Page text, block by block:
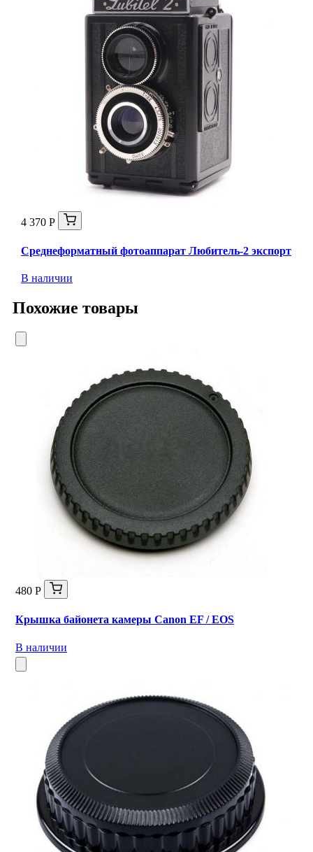
4 370 Р
Среднеформатный фотоаппарат Любитель-2 экспорт
В наличии
Похожие товары
480 Р
Крышка байонета камеры Canon EF / EOS
В наличии